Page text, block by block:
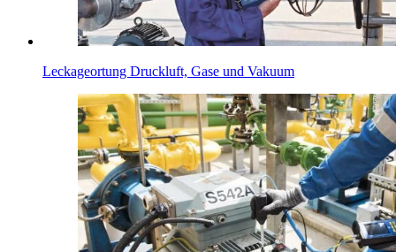
Leckageortung Druckluft, Gase und Vakuum